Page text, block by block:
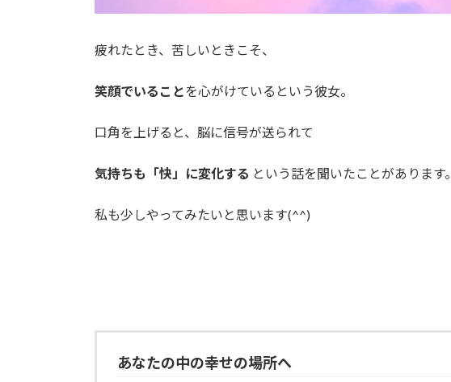
疲れたとき、苦しいときこそ、
笑顔でいることを心がけているという彼女。
口角を上げると、脳に信号が送られて
気持ちも「快」に変化する という話を聞いたことがあります。
私も少しやってみたいと思います(^^)
あなたの中の幸せの場所へ